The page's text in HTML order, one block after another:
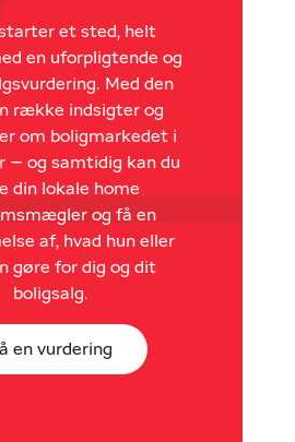
et sted, helt
en uforpligtende og
Med den
række indsigter og
om boligmarkedet i
– og samtidig kan du
din lokale home
og få en
af, hvad hun eller
gøre for dig og dit
boligsalg.
en vurdering